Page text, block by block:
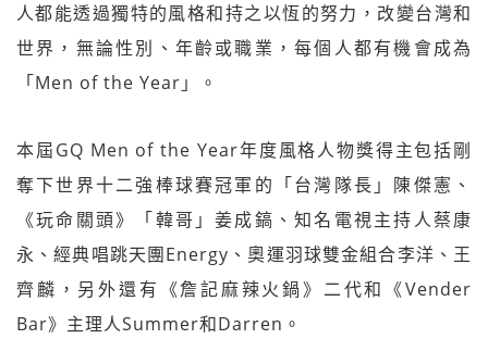
人都能透過獨特的風格和持之以恆的努力，改變台灣和
世界，無論性別、年齡或職業，每個人都有機會成為
「Men of the Year」。
本屆GQ Men of the Year年度風格人物獎得主包括剛
奪下世界十二強棒球賽冠軍的「台灣隊長」陳傑憲、
《玩命關頭》「韓哥」姜成鎬、知名電視主持人蔡康
永、經典唱跳天團Energy、奧運羽球雙金組合李洋、王
齊麟，另外還有《詹記麻辣火鍋》二代和《Vender
Bar》主理人Summer和Darren。